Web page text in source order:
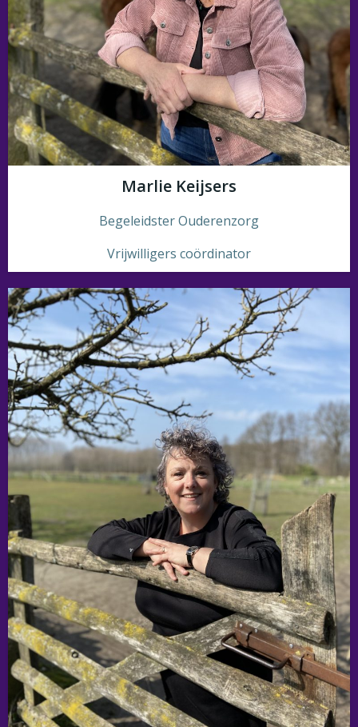
Marlie Keijsers
Begeleidster Ouderenzorg
Vrijwilligers coördinator